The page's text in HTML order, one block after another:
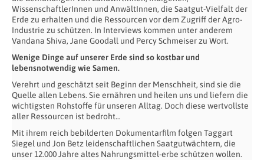
WissenschaftlerInnen und AnwältInnen, die Saatgut-Vielfalt der
Erde zu erhalten und die Ressourcen vor dem Zugriff der Agro-
Industrie zu schützen. In Interviews kommen unter anderem
Vandana Shiva, Jane Goodall und Percy Schmeiser zu Wort.
Wenige Dinge auf unserer Erde sind so kostbar und
lebensnotwendig wie Samen.
Verehrt und geschätzt seit Beginn der Menschheit, sind sie die
Quelle allen Lebens. Sie ernähren und heilen uns und liefern die
wichtigsten Rohstoffe für unseren Alltag. Doch diese wertvollste
aller Ressourcen ist bedroht…
Mit ihrem reich bebilderten Dokumentarfilm folgen Taggart
Siegel und Jon Betz leidenschaftlichen Saatgutwächtern, die
unser 12.000 Jahre altes Nahrungsmittel-erbe schützen wollen.